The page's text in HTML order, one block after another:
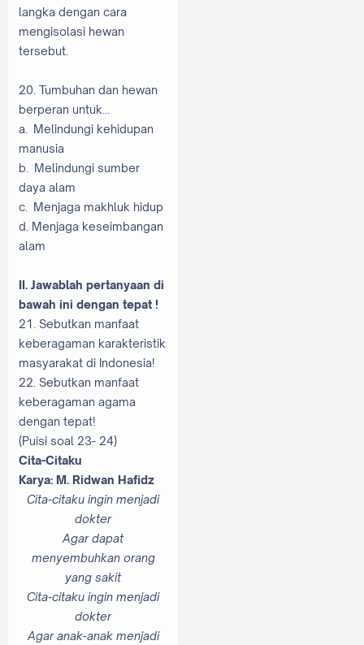
langka dengan cara
mengisolasi hewan
tersebut.
20. Tumbuhan dan hewan
berperan untuk…
a. Melindungi kehidupan
manusia
b. Melindungi sumber
daya alam
c. Menjaga makhluk hidup
d. Menjaga keseimbangan
alam
II. Jawablah pertanyaan di
bawah ini dengan tepat !
21. Sebutkan manfaat
keberagaman karakteristik
masyarakat di Indonesia!
22. Sebutkan manfaat
keberagaman agama
dengan tepat!
(Puisi soal 23- 24)
Cita-Citaku
Karya: M. Ridwan Hafidz
Cita-citaku ingin menjadi
dokter
Agar dapat
menyembuhkan orang
yang sakit
Cita-citaku ingin menjadi
dokter
Agar anak-anak menjadi